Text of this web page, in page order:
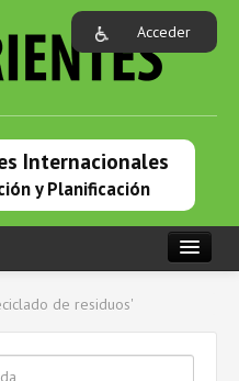
Acceder
Internacionales
y Planificación
de residuos'